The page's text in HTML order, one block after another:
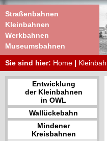
Straßenbahnen
Kleinbahnen
Werkbahnen
Museumsbahnen
Sie sind hier: Home |
Entwicklung
der Kleinbahnen
in OWL
Wallückebahn
Mindener
Kreisbahnen